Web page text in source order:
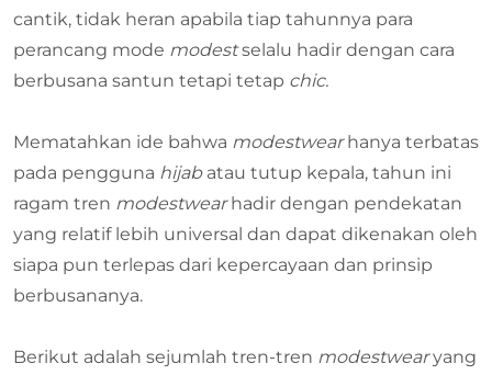
cantik, tidak heran apabila tiap tahunnya para
perancang mode modestselalu hadir dengan cara
berbusana santun tetapi tetap chic.
Mematahkan ide bahwa modestwearhanya terbatas
pada pengguna hijab atau tutup kepala, tahun ini
ragam tren modestwearhadir dengan pendekatan
yang relatif lebih universal dan dapat dikenakan oleh
siapa pun terlepas dari kepercayaan dan prinsip
berbusananya.
Berikut adalah sejumlah tren-tren modestwearyang